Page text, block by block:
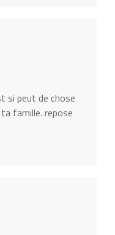
si peut de chose
famille. repose